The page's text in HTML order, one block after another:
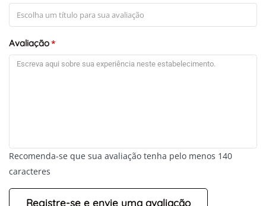
Avaliação*
Recomenda-se que sua avaliação tenha pelo menos 140
caracteres